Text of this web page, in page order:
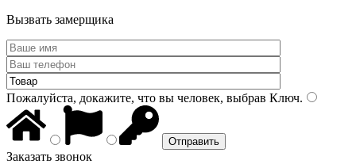
Вызвать замерщика
Пожалуйста, докажите, что вы человек, выбрав Ключ.
Заказать звонок